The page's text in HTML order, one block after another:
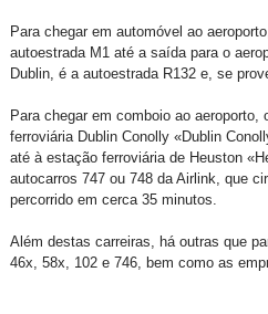
Para chegar em automóvel ao
autoestrada M1 até a saída para o
Dublin, é a autoestrada R132 e, se
Para chegar em comboio ao
ferroviária Dublin Conolly «Dublin
até à estação ferroviária de Heuston
autocarros 747 ou 748 da Airlink, que
percorrido em cerca 35 minutos.
Além destas carreiras, há outras que
46x, 58x, 102 e 746, bem como as